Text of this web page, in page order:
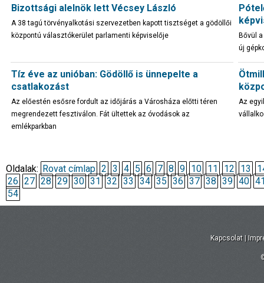
Bizottsági alelnök lett Vécsey László
A 38 tagú törvényalkotási szervezetben kapott tisztséget a gödöllői
központú választókerület parlamenti képviselője
Bővül
új
Tíz éve az unióban: Gödöllő is ünnepelte a
csatlakozást
Az előestén esősre fordult az időjárás a Városháza előtti téren
megrendezett fesztiválon. Fát ültettek az óvodások az
emlékparkban
Az
Oldalak: Rovat címlap 2 3 4 5 6 7 8 9 10 11 12 13
26 27 28 29 30 31 32 33 34 35 36 37 38 39 40
54
Kapcsolat |